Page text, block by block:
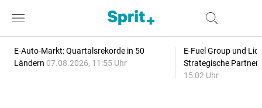
E-Auto-Markt: Quartalsrekorde in 50
Ländern 07.08.2026, 11:55 Uhr
E-Fuel Group und
Strategische
15:02 Uhr